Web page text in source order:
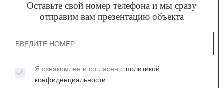
Оставьте свой номер телефона и мы сразу
отправим вам презентацию объекта
Я ознакомлен и согласен с политикой
конфиденциальности